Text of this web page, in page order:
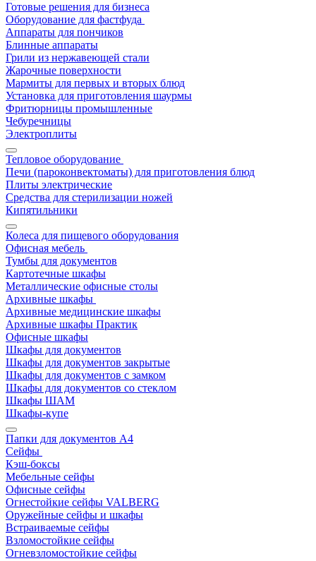
Готовые решения для бизнеса
Оборудование для фастфуда
Аппараты для пончиков
Блинные аппараты
Грили из нержавеющей стали
Жарочные поверхности
Мармиты для первых и вторых блюд
Установка для приготовления шаурмы
Фритюрницы промышленные
Чебуречницы
Электроплиты
Тепловое оборудование
Печи (пароконвектоматы) для приготовления блюд
Плиты электрические
Средства для стерилизации ножей
Кипятильники
Колеса для пищевого оборудования
Офисная мебель
Тумбы для документов
Картотечные шкафы
Металлические офисные столы
Архивные шкафы
Архивные медицинские шкафы
Архивные шкафы Практик
Офисные шкафы
Шкафы для документов
Шкафы для документов закрытые
Шкафы для документов с замком
Шкафы для документов со стеклом
Шкафы ШАМ
Шкафы-купе
Папки для документов A4
Сейфы
Кэш-боксы
Мебельные сейфы
Офисные сейфы
Огнестойкие сейфы VALBERG
Оружейные сейфы и шкафы
Встраиваемые сейфы
Взломостойкие сейфы
Огневзломостойкие сейфы